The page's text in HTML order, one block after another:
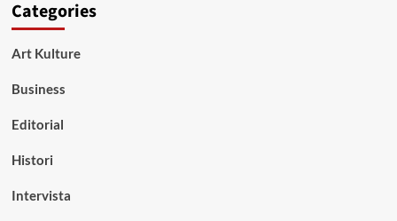
Categories
Art Kulture
Business
Editorial
Histori
Intervista